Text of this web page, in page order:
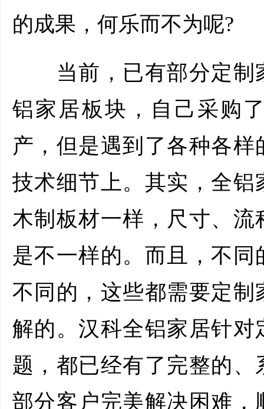
的成果，何乐而不为呢?
当前，已有部分定制
铝家居板块，自己采购
产，但是遇到了各种各
技术细节上。其实，全
木制板材一样，尺寸、
是不一样的。而且，不
不同的，这些都需要定
解的。汉科全铝家居针
题，都已经有了完整的
部分客户完美解决困难